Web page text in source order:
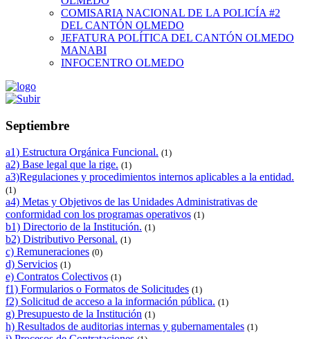
COMISARIA NACIONAL DE LA POLICÍA #2
DEL CANTÓN OLMEDO
JEFATURA POLÍTICA DEL CANTÓN OLMEDO
MANABI
INFOCENTRO OLMEDO
Septiembre
a1) Estructura Orgánica Funcional. (1)
a2) Base legal que la rige. (1)
a3)Regulaciones y procedimientos internos aplicables a la entidad.
(1)
a4) Metas y Objetivos de las Unidades Administrativas de
conformidad con los programas operativos (1)
b1) Directorio de la Institución. (1)
b2) Distributivo Personal. (1)
c) Remuneraciones (0)
d) Servicios (1)
e) Contratos Colectivos (1)
f1) Formularios o Formatos de Solicitudes (1)
f2) Solicitud de acceso a la información pública. (1)
g) Presupuesto de la Institución (1)
h) Resultados de auditorias internas y gubernamentales (1)